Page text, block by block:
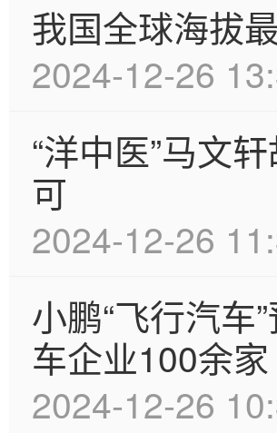
我国全球海拔
2024-12-26
“洋中医”马文
可
2024-12-26
小鹏“飞行汽车
车企业100余家
2024-12-26